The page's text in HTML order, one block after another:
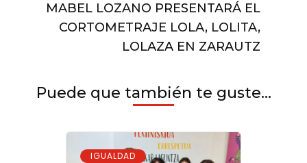
MABEL LOZANO PRESENTARÁ EL
CORTOMETRAJE LOLA, LOLITA,
LOLAZA EN ZARAUTZ
Puede que también te guste...
IGUALDAD